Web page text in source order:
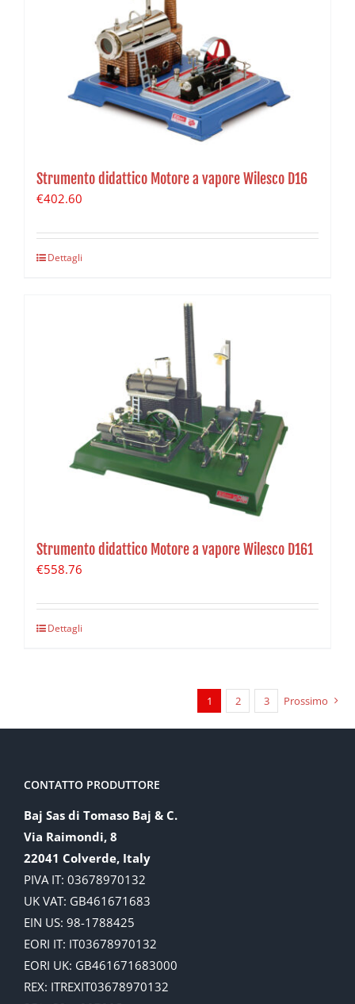
Strumento didattico Motore a vapore Wilesco D16
€402.60
Dettagli
Strumento didattico Motore a vapore Wilesco D161
€558.76
Dettagli
1 2 3 Prossimo
CONTATTO PRODUTTORE
Baj Sas di Tomaso Baj & C.
Via Raimondi, 8
22041 Colverde, Italy
PIVA IT: 03678970132
UK VAT: GB461671683
EIN US: 98-1788425
EORI IT: IT03678970132
EORI UK: GB461671683000
REX: ITREXIT03678970132